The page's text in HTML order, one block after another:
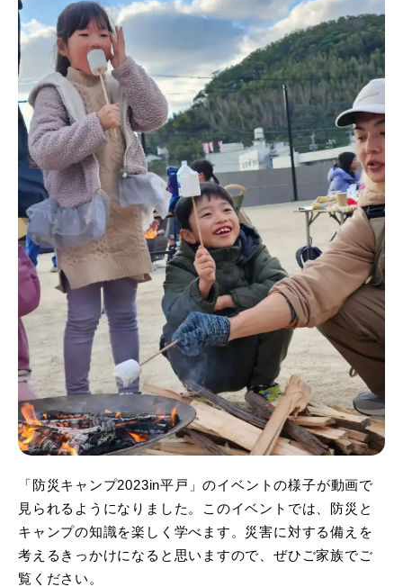
「防災キャンプ2023in平戸」のイベントの様子が動画で
見られるようになりました。このイベントでは、防災と
キャンプの知識を楽しく学べます。災害に対する備えを
考えるきっかけになると思いますので、ぜひご家族でご
覧ください。